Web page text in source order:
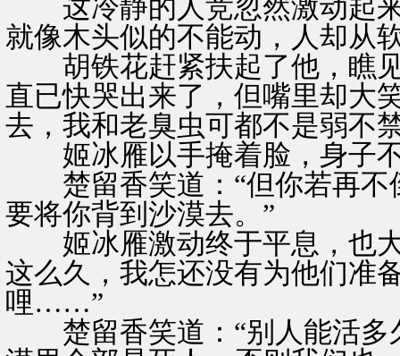
这冷静的人竞忽然激动起来
就像木头似的不能动，人却从
胡铁花赶紧扶起了他，瞧见
直已快哭出来了，但嘴里却大
去，我和老臭虫可都不是弱不
姬冰雁以手掩着脸，身子
楚留香笑道：“但你若再不
要将你背到沙漠去。”
姬冰雁激动终于平息，也大
这么久，我怎还没有为他们准
哩……”
楚留香笑道：“别人能活多